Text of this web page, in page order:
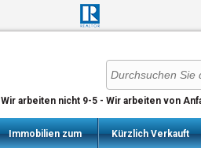
Wir arbeiten nicht 9-5 - Wir arbeiten von
Immobilien zum Kürzlich Verkauft